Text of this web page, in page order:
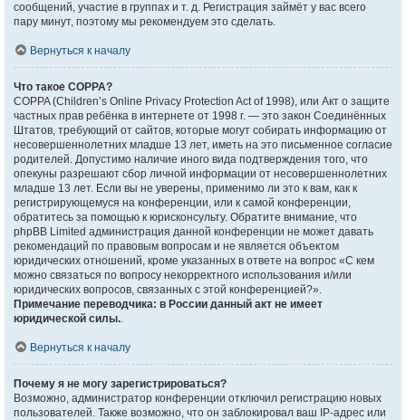
сообщений, участие в группах и т. д. Регистрация займёт у вас всего
пару минут, поэтому мы рекомендуем это сделать.
Вернуться к началу
Что такое COPPA?
COPPA (Children’s Online Privacy Protection Act of 1998), или Акт о защите
частных прав ребёнка в интернете от 1998 г. — это закон Соединённых
Штатов, требующий от сайтов, которые могут собирать информацию от
несовершеннолетних младше 13 лет, иметь на это письменное согласие
родителей. Допустимо наличие иного вида подтверждения того, что
опекуны разрешают сбор личной информации от несовершеннолетних
младше 13 лет. Если вы не уверены, применимо ли это к вам, как к
регистрирующемуся на конференции, или к самой конференции,
обратитесь за помощью к юрисконсульту. Обратите внимание, что
phpBB Limited администрация данной конференции не может давать
рекомендаций по правовым вопросам и не является объектом
юридических отношений, кроме указанных в ответе на вопрос «С кем
можно связаться по вопросу некорректного использования и/или
юридических вопросов, связанных с этой конференцией?».
Примечание переводчика: в России данный акт не имеет
юридической силы..
Вернуться к началу
Почему я не могу зарегистрироваться?
Возможно, администратор конференции отключил регистрацию новых
пользователей. Также возможно, что он заблокировал ваш IP-адрес или